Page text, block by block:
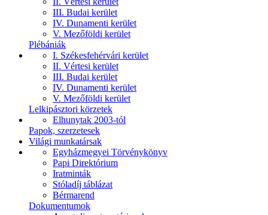
III. Budai kerület
IV. Dunamenti kerület
V. Mezőföldi kerület
Plébániák
I. Székesfehérvári kerület
II. Vértesi kerület
III. Budai kerület
IV. Dunamenti kerület
V. Mezőföldi kerület
Lelkipásztori körzetek
Elhunytak 2003-tól
Papok, szerzetesek
Világi munkatársak
Egyházmegyei Törvénykönyv
Papi Direktórium
Iratminták
Stóladíj táblázat
Bérmarend
Dokumentumok